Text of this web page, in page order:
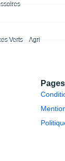
Verts – Agri